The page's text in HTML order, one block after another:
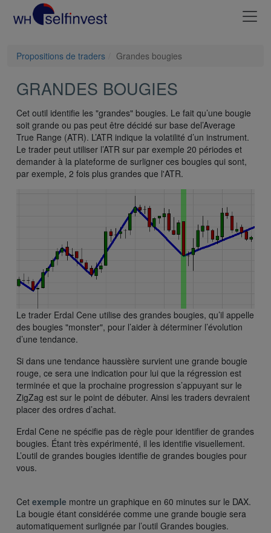
Propositions de traders Grandes bougies
GRANDES BOUGIES
Cet outil identifie les "grandes" bougies. Le fait qu’une bougie
soit grande ou pas peut être décidé sur base del’Average
True Range (ATR). L’ATR indique la volatilité d’un instrument.
Le trader peut utiliser l’ATR sur par exemple 20 périodes et
demander à la plateforme de surligner ces bougies qui sont,
par exemple, 2 fois plus grandes que l'ATR.
Le trader Erdal Cene utilise des grandes bougies, qu’il appelle
des bougies "monster", pour l’aider à déterminer l’évolution
d’une tendance.
Si dans une tendance haussière survient une grande bougie
rouge, ce sera une indication pour lui que la régression est
terminée et que la prochaine progression s’appuyant sur le
ZigZag est sur le point de débuter. Ainsi les traders devraient
placer des ordres d’achat.
Erdal Cene ne spécifie pas de règle pour identifier de grandes
bougies. Étant très expérimenté, il les identifie visuellement.
L’outil de grandes bougies identifie de grandes bougies pour
vous.
Cet exemple montre un graphique en 60 minutes sur le DAX.
La bougie étant considérée comme une grande bougie sera
automatiquement surlignée par l’outil Grandes bougies.